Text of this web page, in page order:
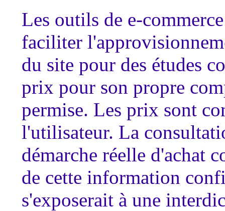
Les outils de e-
faciliter
du site pour des études
prix pour son propre
permise. Les prix sont
l'utilisateur. La
démarche réelle d'achat
de cette information
s'exposerait à une